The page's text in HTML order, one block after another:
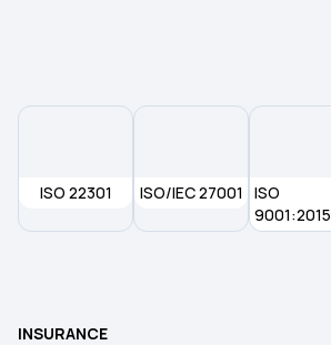
ISO 22301 ISO/IEC 27001
ISO
9001:2015
INSURANCE